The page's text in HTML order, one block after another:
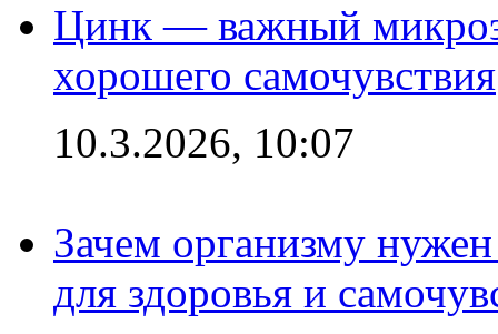
Цинк — важный
хорошего самочувствия
10.3.2026, 10:07
Зачем организму
для здоровья и